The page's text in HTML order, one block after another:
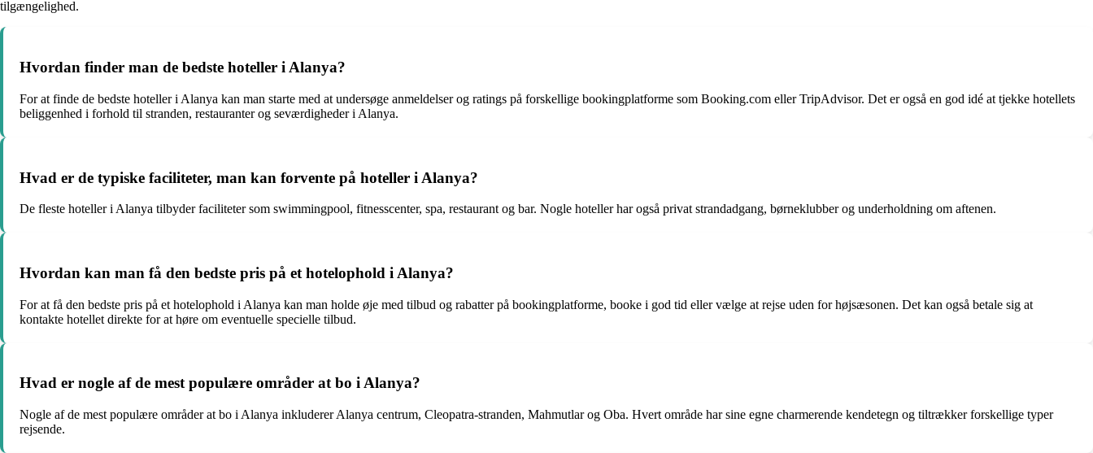
tilgængelighed.
Hvordan finder man de bedste hoteller i Alanya?
For at finde de bedste hoteller i Alanya kan man starte med at undersøge anmeldelser og ratings på forskellige bookingplatforme som Booking.com eller TripAdvisor. Det er også en god idé at tjekke hotellets
beliggenhed i forhold til stranden, restauranter og seværdigheder i Alanya.
Hvad er de typiske faciliteter, man kan forvente på hoteller i Alanya?
De fleste hoteller i Alanya tilbyder faciliteter som swimmingpool, fitnesscenter, spa, restaurant og bar. Nogle hoteller har også privat strandadgang, børneklubber og underholdning om aftenen.
Hvordan kan man få den bedste pris på et hotelophold i Alanya?
For at få den bedste pris på et hotelophold i Alanya kan man holde øje med tilbud og rabatter på bookingplatforme, booke i god tid eller vælge at rejse uden for højsæsonen. Det kan også betale sig at
kontakte hotellet direkte for at høre om eventuelle specielle tilbud.
Hvad er nogle af de mest populære områder at bo i Alanya?
Nogle af de mest populære områder at bo i Alanya inkluderer Alanya centrum, Cleopatra-stranden, Mahmutlar og Oba. Hvert område har sine egne charmerende kendetegn og tiltrækker forskellige typer
rejsende.